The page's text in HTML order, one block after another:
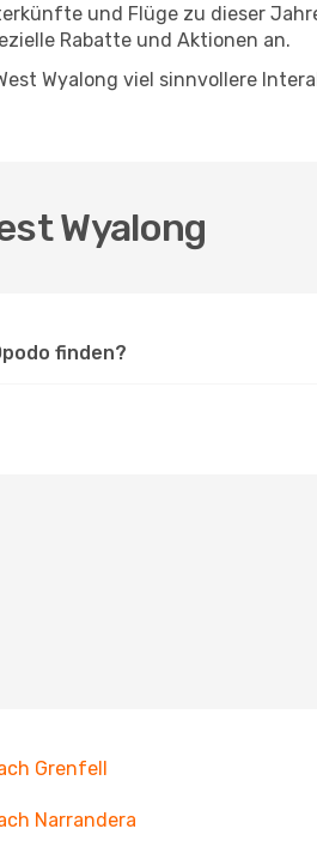
und Flüge zu dieser
Rabatte und Aktionen an.
Wyalong viel sinnvollere
Wyalong
finden?
Grenfell
Narrandera